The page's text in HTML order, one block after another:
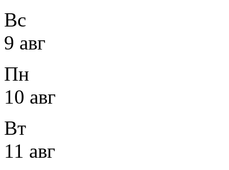
Вс
9 авг
Пн
10 авг
Вт
11 авг